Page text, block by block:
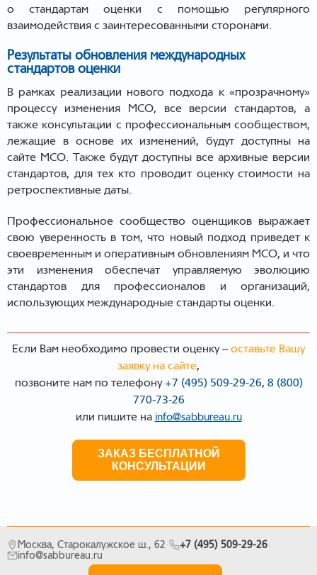
о стандартам оценки с помощью регулярного
взаимодействия с заинтересованными сторонами.
Результаты обновления международных
стандартов оценки
В рамках реализации нового подхода к «прозрачному»
процессу изменения МСО, все версии стандартов, а
также консультации с профессиональным сообществом,
лежащие в основе их изменений, будут доступны на
сайте МСО. Также будут доступны все архивные версии
стандартов, для тех кто проводит оценку стоимости на
ретроспективные даты.
Профессиональное сообщество оценщиков выражает
свою уверенность в том, что новый подход приведет к
своевременным и оперативным обновлениям МСО, и что
эти изменения обеспечат управляемую эволюцию
стандартов для профессионалов и организаций,
использующих международные стандарты оценки.
Если Вам необходимо провести оценку – оставьте Вашу
заявку на сайте,
позвоните нам по телефону+7 (495)509-29-26, 8 (800)
770-73-26
или пишите на info@sabbureau.ru
ЗАКАЗ БЕСПЛАТНОЙ
КОНСУЛЬТАЦИИ
Москва, Старокалужское ш., 62 · +7 (495) 509-29-26·
info@sabbureau.ru